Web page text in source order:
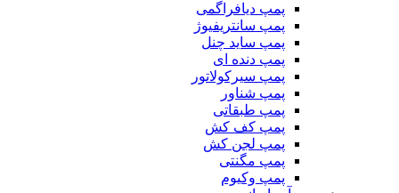
پمپ دیافراگمی
پمپ سانتریفیوژ
پمپ ساید چنل
پمپ دنده ای
پمپ سیرکولاتور
پمپ شناور
پمپ طبقاتی
پمپ کف کش
پمپ لجن کش
پمپ مگنتی
پمپ وکیوم